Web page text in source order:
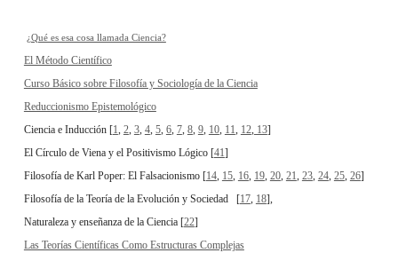
¿Qué es esa cosa llamada Ciencia?
El Método Científico
Curso Básico sobre Filosofía y Sociología de la Ciencia
Reduccionismo Epistemológico
Ciencia e Inducción [1, 2, 3, 4, 5, 6, 7, 8, 9, 10, 11, 12,13]
El Círculo de Viena y el Positivismo Lógico [41]
Filosofía de Karl Poper: El Falsacionismo [14, 15, 16, 19, 20, 21, 23, 24, 25, 26]
Filosofía de la Teoría de la Evolución y Sociedad [17, 18],
Naturaleza y enseñanza de la Ciencia [22]
Las Teorías Científicas Como Estructuras Complejas